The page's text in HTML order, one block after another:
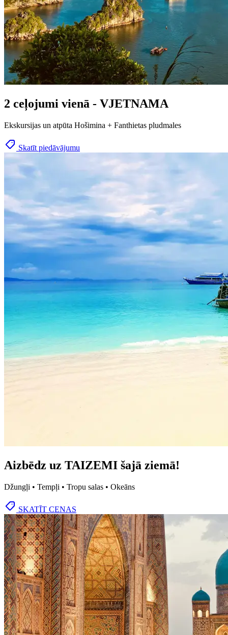
2 ceļojumi vienā - VJETNAMA
Ekskursijas un atpūta Hošimina + Fanthietas pludmales
Skatīt piedāvājumu
Aizbēdz uz TAIZEMI šajā ziemā!
Džungļi • Tempļi • Tropu salas • Okeāns
SKATĪT CENAS